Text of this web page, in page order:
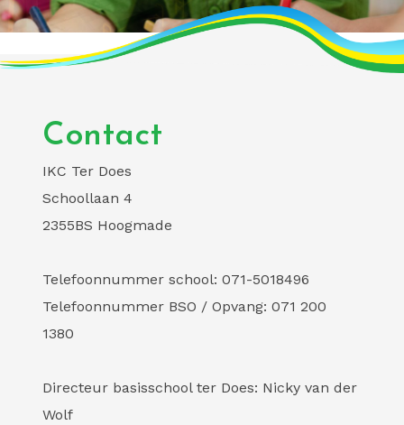
Contact
IKC Ter Does
Schoollaan 4
2355BS Hoogmade
Telefoonnummer school: 071-5018496
Telefoonnummer BSO / Opvang: 071 200
1380
Directeur basisschool ter Does: Nicky van der
Wolf